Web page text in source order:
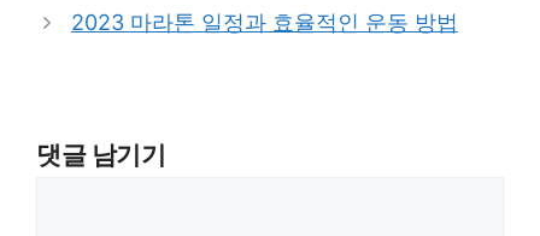
2023 마라톤 일정과 효율적인 운동 방법
댓글 남기기